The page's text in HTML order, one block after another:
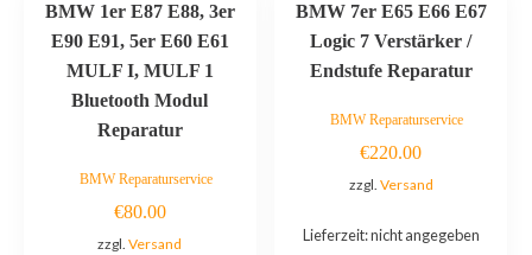
BMW 1er E87 E88, 3er
E90 E91, 5er E60 E61
MULF I, MULF 1
Bluetooth Modul
Reparatur
BMW Reparaturservice
€80.00
zzgl.Versand
BMW 7er E65 E66 E67
Logic 7 Verstärker /
Endstufe Reparatur
BMW Reparaturservice
€220.00
zzgl. Versand
Lieferzeit: nicht angegeben